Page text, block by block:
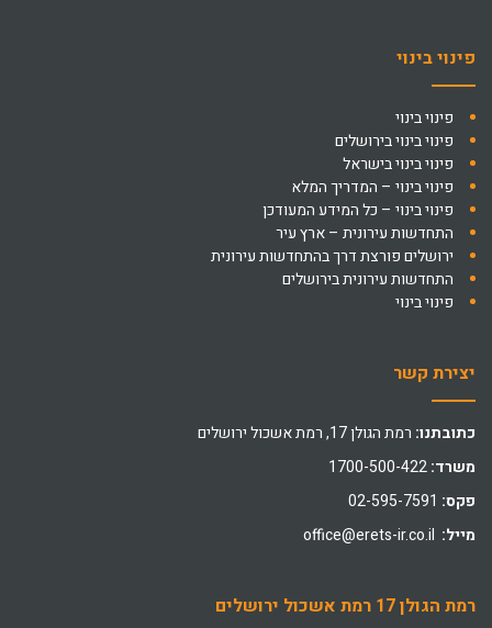
פינוי בינוי
פינוי בינוי
פינוי בינוי בירושלים
פינוי בינוי בישראל
פינוי בינוי – המדריך המלא
פינוי בינוי – כל המידע המעודכן
התחדשות עירונית – ארץ עיר
ירושלים פורצת דרך בהתחדשות עירונית
התחדשות עירונית בירושלים
פינוי בינוי
יצירת קשר
כתובתנו: רמת הגולן 17, רמת אשכול ירושלים
משרד:
פקס:
מייל: office@erets-ir.co.il
רמת הגולן 17 רמת אשכול ירושלים